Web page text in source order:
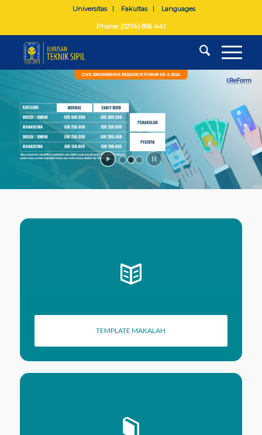
Universitas Fakultas Languages
Phone: (0274) 896 441
TEMPLATE MAKALAH